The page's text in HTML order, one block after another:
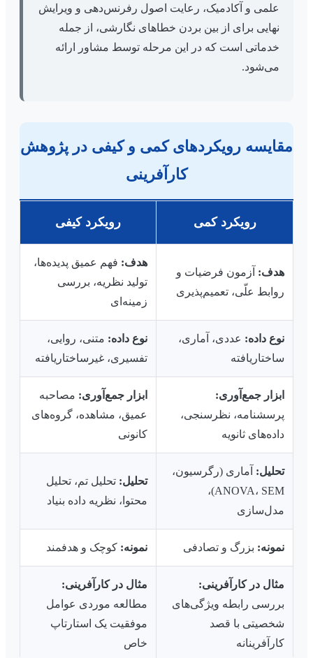
علمی و آکادمیک، رعایت اصول رفرنس‌دهی و ویرایش
نهایی برای از بین بردن خطاهای نگارشی، از جمله
خدماتی است که در این مرحله توسط مشاور ارائه
می‌شود.
مقایسه رویکردهای کمی و کیفی در پژوهش
کارآفرینی
رویکرد کمی رویکرد کیفی
هدف:آزمون فرضیات و
روابط علّی، تعمیم‌پذیری
هدف:فهم عمیق پدیده‌ها،
تولید نظریه، بررسی
زمینه‌ای
نوع داده:عددی، آماری،
ساختاریافته
نوع داده:متنی، روایی،
تفسیری، غیرساختاریافته
ابزار جمع‌آوری:
پرسشنامه، نظرسنجی،
داده‌های ثانویه
ابزار جمع‌آوری:مصاحبه
عمیق، مشاهده، گروه‌های
کانونی
تحلیل:آماری (رگرسیون،
ANOVA، SEM)،
مدل‌سازی
تحلیل:تحلیل تم، تحلیل
محتوا، نظریه داده بنیاد
نمونه:بزرگ و تصادفی نمونه:کوچک و هدفمند
مثال در کارآفرینی:
بررسی رابطه ویژگی‌های
شخصیتی با قصد
کارآفرینانه
مثال در کارآفرینی:
مطالعه موردی عوامل
موفقیت یک استارتاپ
خاص